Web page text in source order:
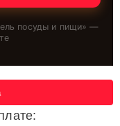
посуды и пищи» —